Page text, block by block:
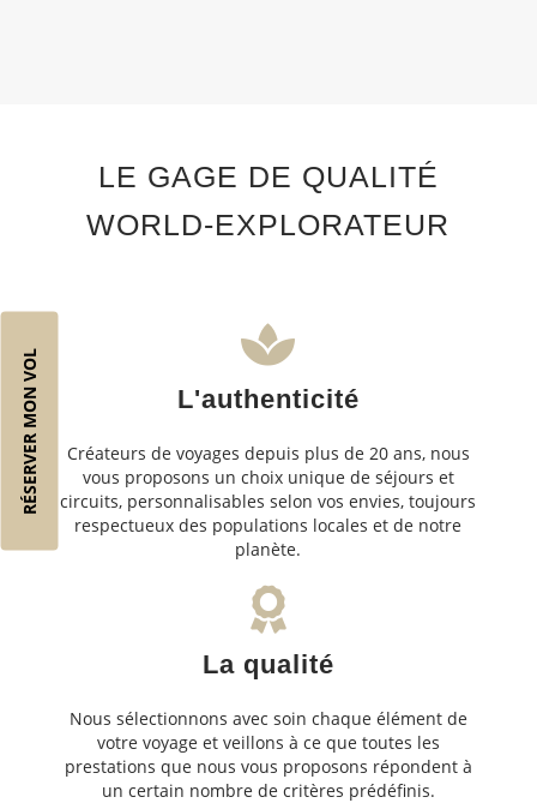
RÉSERVER MON VOL
LE GAGE DE QUALITÉ
WORLD-EXPLORATEUR
L'authenticité
Créateurs de voyages depuis plus de 20 ans, nous
vous proposons un choix unique de séjours et
circuits, personnalisables selon vos envies, toujours
respectueux des populations locales et de notre
planète.
La qualité
Nous sélectionnons avec soin chaque élément de
votre voyage et veillons à ce que toutes les
prestations que nous vous proposons répondent à
un certain nombre de critères prédéfinis.